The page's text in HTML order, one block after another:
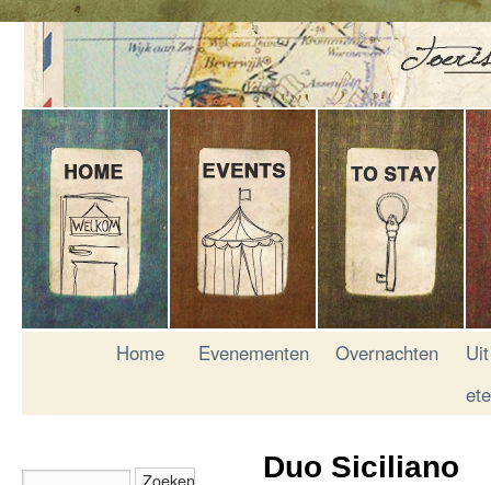
Home Evenementen Overnachten
Uit
Duo Siciliano